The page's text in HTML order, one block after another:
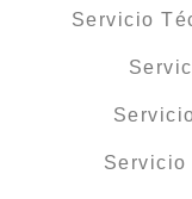
Servicio